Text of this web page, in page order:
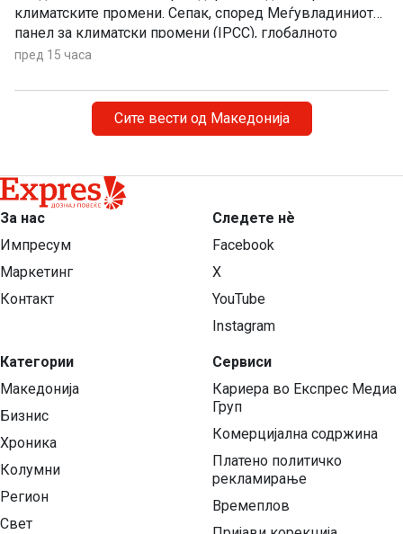
климатските промени. Сепак, според Меѓувладиниот
панел за климатски промени (IPCC), глобалното
затоплување придонесува ваквите екстремни
поинтензивни и подолготрајни.
пред 15 часа
Сите вести од Македонија
За нас
Импресум
Маркетинг
Контакт
Категории
Македонија
Бизнис
Хроника
Колумни
Регион
Свет
Следете нѐ
Facebook
X
YouTube
Instagram
Сервиси
Кариера во Експрес Медиа
Груп
Комерцијална содржина
Платено политичко
рекламирање
Времеплов